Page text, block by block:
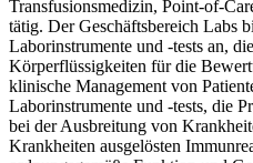
Transfusionsmedizin, Point-of-
tätig. Der Geschäftsbereich Labs
Laborinstrumente und -tests an,
Körperflüssigkeiten für die
klinische Management von
Laborinstrumente und -tests, die
bei der Ausbreitung von
Krankheiten ausgelösten